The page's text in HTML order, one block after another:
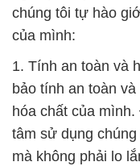
chúng tôi tự hào
của mình:
1. Tính an toàn và
bảo tính an toàn
hóa chất của
tâm sử dụng
mà không phải lo